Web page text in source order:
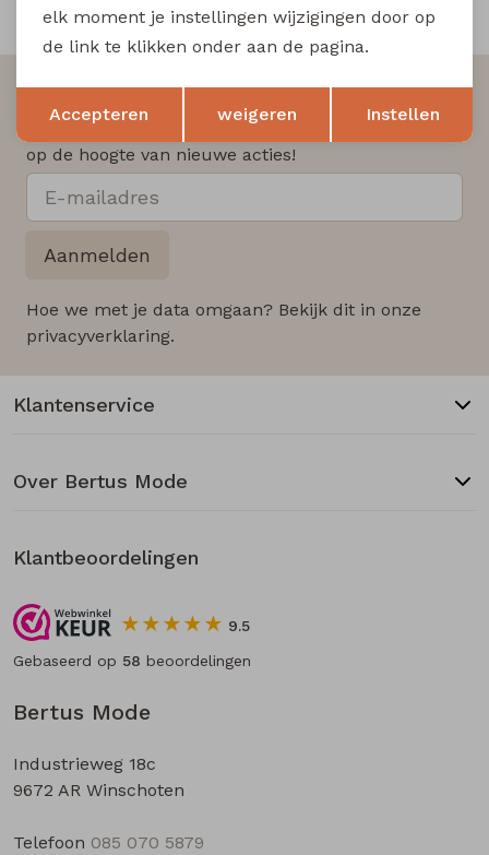
Snelle en betrouwbare levering
Altijd als eerste op de hoogte zijn?
Schrijf je in voor onze nieuwsbrief en wees als eerst
op de hoogte van nieuwe acties!
Aanmelden
Hoe we met je data omgaan? Bekijk dit in onze
privacyverklaring.
Bertus Mode
Industrieweg 18c
9672 AR Winschoten
Telefoon 085 070 5879
Klantenservice
Over Bertus Mode
Klantbeoordelingen
9.5
Gebaseerd op 58 beoordelingen
Terug Opslaan
elk moment je instellingen wijzigingen door op
de link te klikken onder aan de pagina.
Accepteren weigeren Instellen